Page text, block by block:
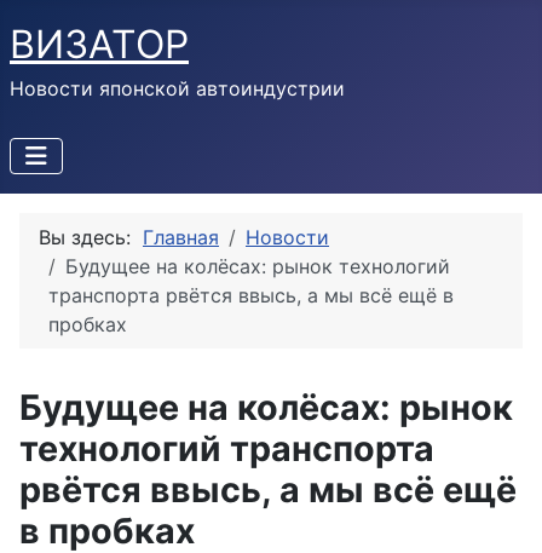
ВИЗАТОР
Новости японской автоиндустрии
Вы здесь: Главная
Новости
Будущее на колёсах: рынок технологий
транспорта рвётся ввысь, а мы всё ещё в
пробках
Будущее на колёсах: рынок
технологий транспорта
рвётся ввысь, а мы всё ещё
в пробках